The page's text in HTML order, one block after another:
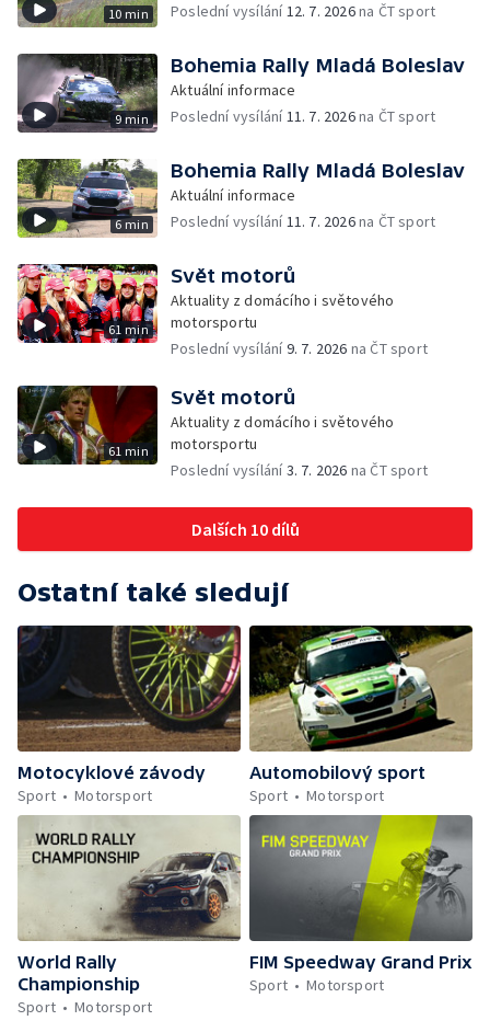
10 min
Poslední vysílání12. 7. 2026na ČT sport
9 min
Bohemia Rally Mladá Boleslav
Aktuální informace
Poslední vysílání11. 7. 2026na ČT sport
6 min
Bohemia Rally Mladá Boleslav
Aktuální informace
Poslední vysílání11. 7. 2026na ČT sport
61 min
Svět motorů
Aktuality z domácího i světového
motorsportu
Poslední vysílání9. 7. 2026 na ČT sport
61 min
Svět motorů
Aktuality z domácího i světového
motorsportu
Poslední vysílání3. 7. 2026 na ČT sport
Dalších 10 dílů
Ostatní také sledují
Motocyklové závody
Sport
Motorsport
Automobilový sport
Sport
Motorsport
World Rally
Championship
Sport
Motorsport
FIM Speedway Grand Prix
Sport
Motorsport